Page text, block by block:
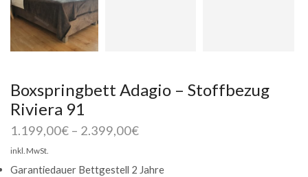
Boxspringbett Adagio – Stoffbezug
Riviera 91
1.199,00€ – 2.399,00€
inkl. MwSt.
Garantiedauer Bettgestell 2 Jahre